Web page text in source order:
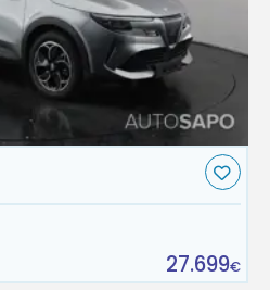
27.699€